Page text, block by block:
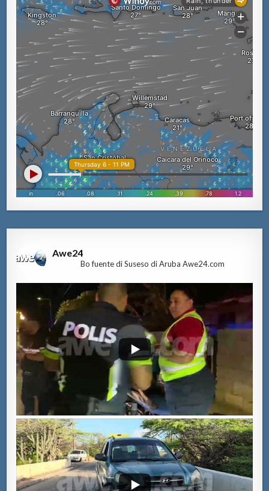
Awe24
Bo fuente di Suseso di Aruba Awe24.com